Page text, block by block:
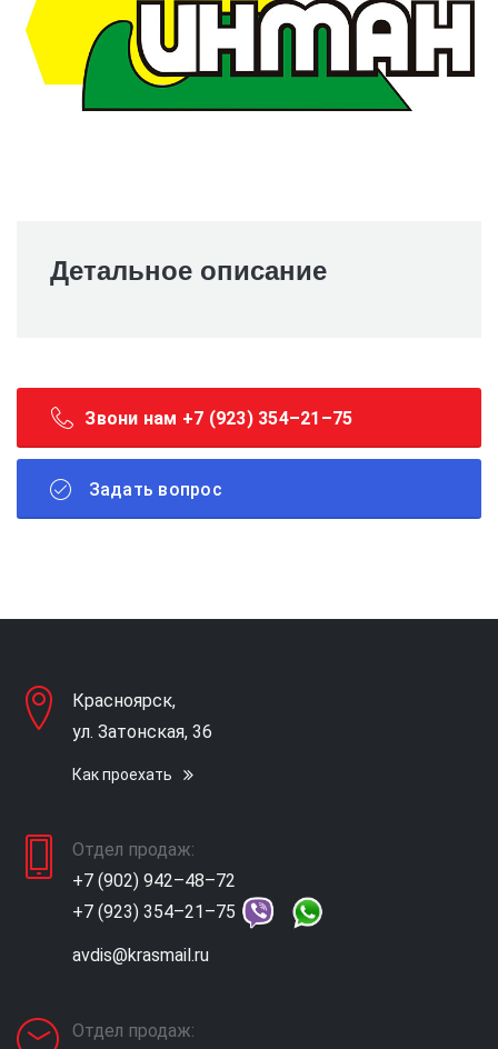
Детальное описание
Звони нам +7 (923) 354–21–75
Задать вопрос
Красноярск,
ул. Затонская, 36
Как проехать
Отдел продаж:
+7 (902) 942–48–72
+7 (923) 354–21–75
avdis@krasmail.ru
Отдел продаж: